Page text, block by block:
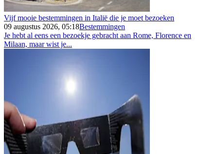
Vijf mooie bestemmingen in Italië die je moet bezoeken
09 augustus 2026, 05:18Bestemmingen
Je hebt al eens een bezoekje gebracht aan Rome, Florence en
Milaan, maar wist je...